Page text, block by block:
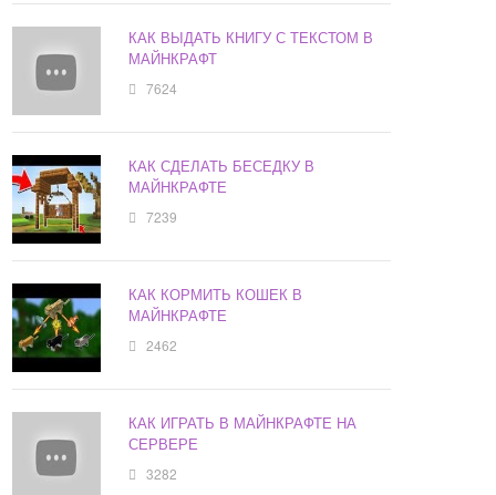
КАК ВЫДАТЬ КНИГУ С ТЕКСТОМ В
МАЙНКРАФТ
7624
КАК СДЕЛАТЬ БЕСЕДКУ В
МАЙНКРАФТЕ
7239
КАК КОРМИТЬ КОШЕК В
МАЙНКРАФТЕ
2462
КАК ИГРАТЬ В МАЙНКРАФТЕ НА
СЕРВЕРЕ
3282